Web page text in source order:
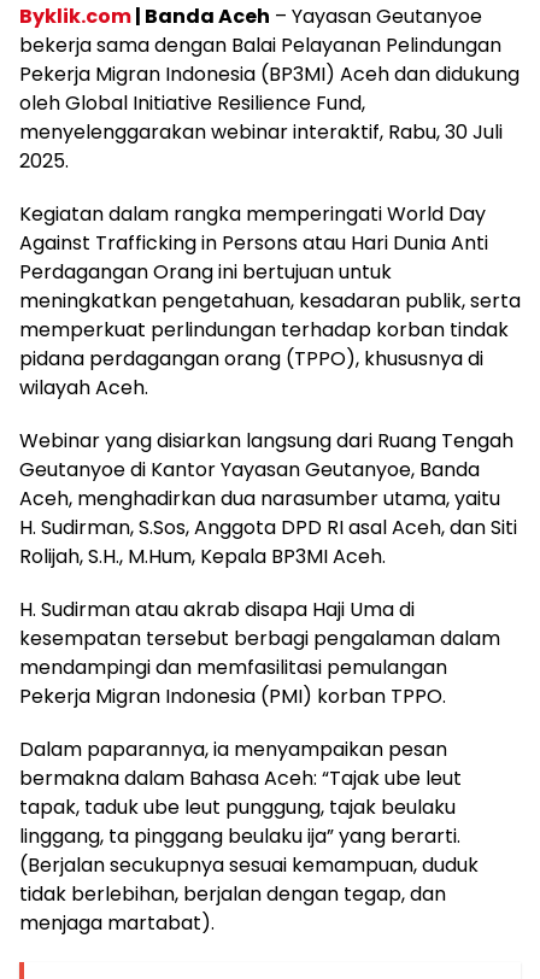
Byklik.com| Banda Aceh – Yayasan Geutanyoe
bekerja sama dengan Balai Pelayanan Pelindungan
Pekerja Migran Indonesia (BP3MI) Aceh dan didukung
oleh Global Initiative Resilience Fund,
menyelenggarakan webinar interaktif, Rabu, 30 Juli
2025.
Kegiatan dalam rangka memperingati World Day
Against Trafficking in Persons atau Hari Dunia Anti
Perdagangan Orang ini bertujuan untuk
meningkatkan pengetahuan, kesadaran publik, serta
memperkuat perlindungan terhadap korban tindak
pidana perdagangan orang (TPPO), khususnya di
wilayah Aceh.
Webinar yang disiarkan langsung dari Ruang Tengah
Geutanyoe di Kantor Yayasan Geutanyoe, Banda
Aceh, menghadirkan dua narasumber utama, yaitu
H. Sudirman, S.Sos, Anggota DPD RI asal Aceh, dan Siti
Rolijah, S.H., M.Hum, Kepala BP3MI Aceh.
H. Sudirman atau akrab disapa Haji Uma di
kesempatan tersebut berbagi pengalaman dalam
mendampingi dan memfasilitasi pemulangan
Pekerja Migran Indonesia (PMI) korban TPPO.
Dalam paparannya, ia menyampaikan pesan
bermakna dalam Bahasa Aceh: “Tajak ube leut
tapak, taduk ube leut punggung, tajak beulaku
linggang, ta pinggang beulaku ija” yang berarti.
(Berjalan secukupnya sesuai kemampuan, duduk
tidak berlebihan, berjalan dengan tegap, dan
menjaga martabat).